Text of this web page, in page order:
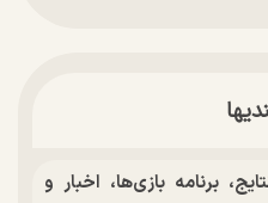
جام جهانی 2026 | نتایج، برنامه بازی‌ها، اخبار و